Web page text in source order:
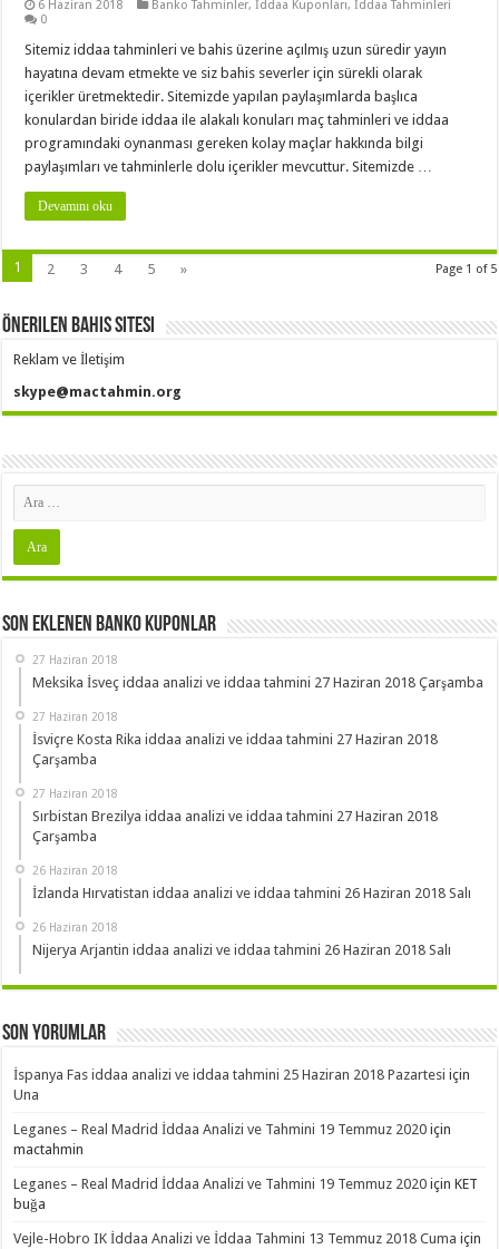
6 Haziran 2018 Banko Tahminler,İddaa Kuponları,İddaa Tahminleri
0
Sitemiz iddaa tahminleri ve bahis üzerine açılmış uzun süredir yayın
hayatına devam etmekte ve siz bahis severler için sürekli olarak
içerikler üretmektedir. Sitemizde yapılan paylaşımlarda başlıca
konulardan biride iddaa ile alakalı konuları maç tahminleri ve iddaa
programındaki oynanması gereken kolay maçlar hakkında bilgi
paylaşımları ve tahminlerle dolu içerikler mevcuttur. Sitemizde …
Devamını oku
Page 1 of 5
1 2 3 4 5 »
Önerilen Bahis Sitesi
Reklam ve İletişim
skype@mactahmin.org
Son Eklenen Banko Kuponlar
27 Haziran 2018
Meksika İsveç iddaa analizi ve iddaa tahmini 27 Haziran 2018 Çarşamba
27 Haziran 2018
İsviçre Kosta Rika iddaa analizi ve iddaa tahmini 27 Haziran 2018
Çarşamba
27 Haziran 2018
Sırbistan Brezilya iddaa analizi ve iddaa tahmini 27 Haziran 2018
Çarşamba
26 Haziran 2018
İzlanda Hırvatistan iddaa analizi ve iddaa tahmini 26 Haziran 2018 Salı
26 Haziran 2018
Nijerya Arjantin iddaa analizi ve iddaa tahmini 26 Haziran 2018 Salı
Son Yorumlar
İspanya Fas iddaa analizi ve iddaa tahmini 25 Haziran 2018 Pazartesi için
Una
Leganes – Real Madrid İddaa Analizi ve Tahmini 19 Temmuz 2020 için
mactahmin
Leganes – Real Madrid İddaa Analizi ve Tahmini 19 Temmuz 2020 içinKET
buğa
Vejle-Hobro IK İddaa Analizi ve İddaa Tahmini 13 Temmuz 2018 Cuma için